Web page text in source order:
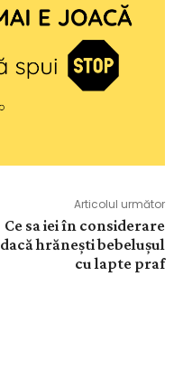
Articolul următor
Ce sa iei în considerare
dacă hrănești bebelușul
cu lapte praf